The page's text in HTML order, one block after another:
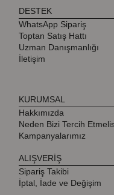
DESTEK
WhatsApp Sipariş
Toptan Satış Hattı
Uzman Danışmanlığı
İletişim
KURUMSAL
Hakkımızda
Neden Bizi Tercih
Kampanyalarımız
ALIŞVERİŞ
Sipariş Takibi
İptal, İade ve Değişim